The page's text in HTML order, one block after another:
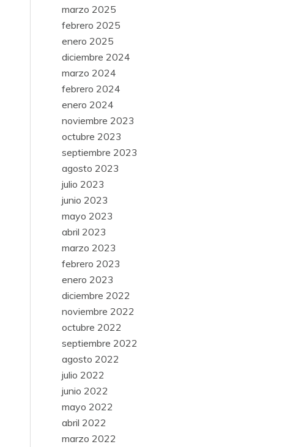
marzo 2025
febrero 2025
enero 2025
diciembre 2024
marzo 2024
febrero 2024
enero 2024
noviembre 2023
octubre 2023
septiembre 2023
agosto 2023
julio 2023
junio 2023
mayo 2023
abril 2023
marzo 2023
febrero 2023
enero 2023
diciembre 2022
noviembre 2022
octubre 2022
septiembre 2022
agosto 2022
julio 2022
junio 2022
mayo 2022
abril 2022
marzo 2022